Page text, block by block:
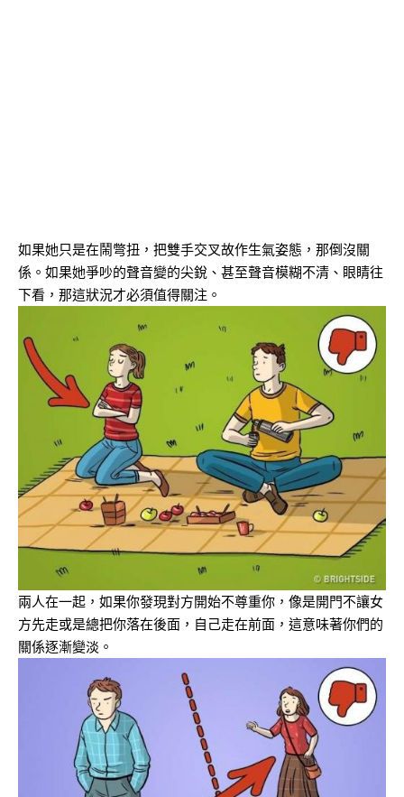
如果她只是在鬧彆扭，把雙手交叉故作生氣姿態，那倒沒關
係。如果她爭吵的聲音變的尖銳、甚至聲音模糊不清、眼睛往
下看，那這狀況才必須值得關注。
兩人在一起，如果你發現對方開始不尊重你，像是開門不讓女
方先走或是總把你落在後面，自己走在前面，這意味著你們的
關係逐漸變淡。